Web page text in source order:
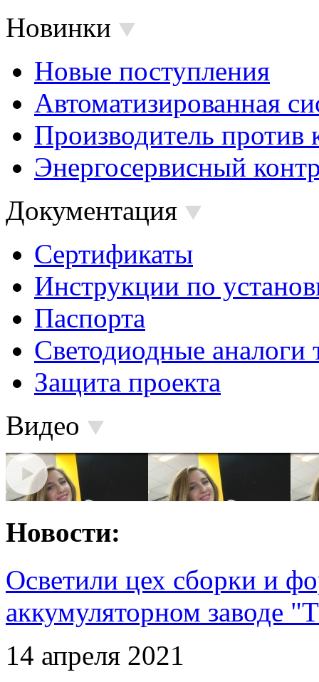
Новинки
Новые поступления
Автоматизированная
Производитель против
Энергосервисный
Документация
Сертификаты
Инструкции по
Паспорта
Светодиодные аналоги
Защита проекта
Видео
Новости:
Осветили цех сборки и
аккумуляторном заводе
14 апреля 2021